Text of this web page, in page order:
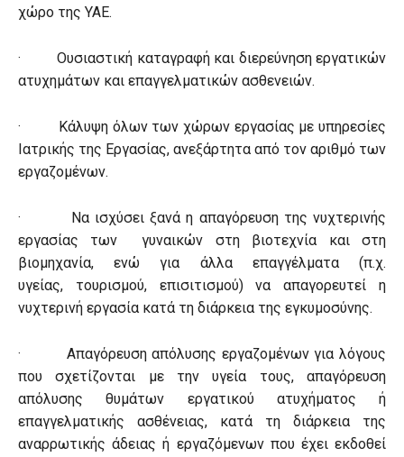
χώρο της ΥΑΕ.
· Ουσιαστική καταγραφή και διερεύνηση εργατικών
ατυχημάτων και επαγγελματικών ασθενειών.
· Κάλυψη όλων των χώρων εργασίας με υπηρεσίες
Ιατρικής της Εργασίας, ανεξάρτητα από τον αριθμό των
εργαζομένων.
· Να ισχύσει ξανά η απαγόρευση της νυχτερινής
εργασίας των γυναικών στη βιοτεχνία και στη
βιομηχανία, ενώ για άλλα επαγγέλματα (π.χ.
υγείας, τουρισμού, επισιτισμού) να απαγορευτεί η
νυχτερινή εργασία κατά τη διάρκεια της εγκυμοσύνης.
· Απαγόρευση απόλυσης εργαζομένων για λόγους
που σχετίζονται με την υγεία τους, απαγόρευση
απόλυσης θυμάτων εργατικού ατυχήματος ή
επαγγελματικής ασθένειας, κατά τη διάρκεια της
αναρρωτικής άδειας ή εργαζόμενων που έχει εκδοθεί